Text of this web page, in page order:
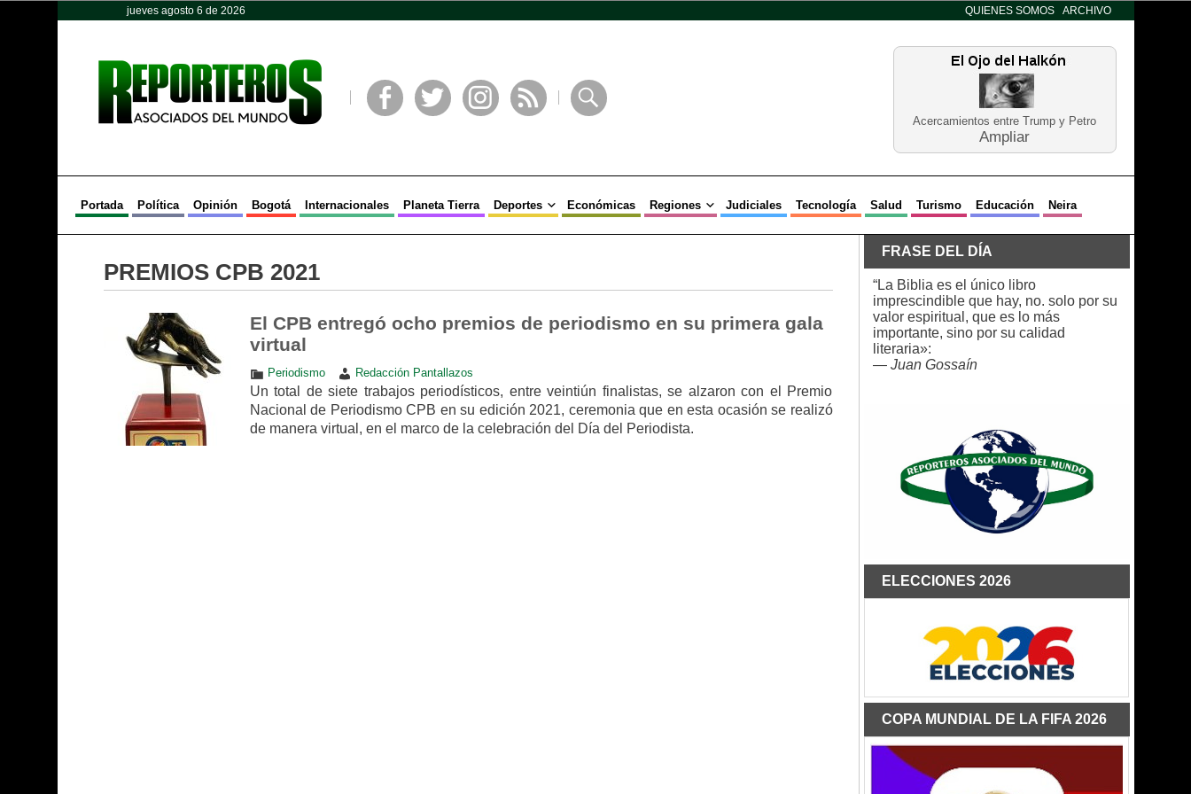
jueves agosto 6 de 2026 QUIENES SOMOS ARCHIVO
Acercamientos entre Trump y Petro
Ampliar
Portada Política Opinión Bogotá Internacionales Planeta Tierra Deportes Económicas Regiones Judiciales Tecnología Salud Turismo Educación Neira
PREMIOS CPB 2021
El CPB entregó ocho premios de periodismo en su primera gala
virtual
Periodismo Redacción Pantallazos
Un total de siete trabajos periodísticos, entre veintiún finalistas, se alzaron con el Premio
Nacional de Periodismo CPB en su edición 2021, ceremonia que en esta ocasión se realizó
de manera virtual, en el marco de la celebración del Día del Periodista.
FRASE DEL DÍA
“La Biblia es el único libro
imprescindible que hay, no. solo por su
valor espiritual, que es lo más
importante, sino por su calidad
literaria»:
— Juan Gossaín
ELECCIONES 2026
COPA MUNDIAL DE LA FIFA 2026
Opinión Política